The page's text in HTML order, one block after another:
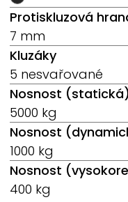
Protiskluzová
7 mm
Kluzáky
5 nesvařované
Nosnost (statická)
5000 kg
Nosnost
1000 kg
Nosnost
400 kg